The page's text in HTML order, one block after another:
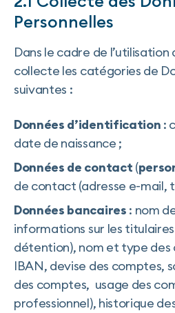
Personnelles
Dans le cadre de
collecte les catégories de
suivantes :
Données d’identification :
date de naissance ;
Données de contact (
de contact (adresse e-mail,
Données bancaires : nom
informations sur les
détention), nom et type des
IBAN, devise des comptes,
des comptes, usage des
professionnel), historique